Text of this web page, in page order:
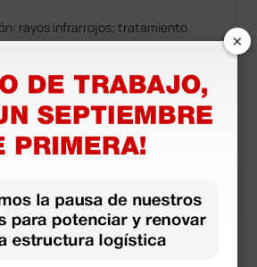
rayos infrarrojos; tratamiento
a 200°C
aire/calor: hasta 200°C
×